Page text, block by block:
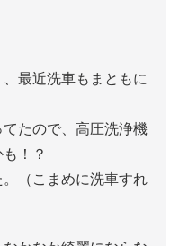
最近洗車もまともに
たので、高圧洗浄機
！？
（こまめに洗車すれ